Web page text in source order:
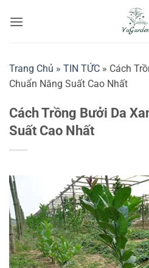
qua
Trang Chủ » TIN TỨC » Cách
Chuẩn Năng Suất Cao Nhất
Cách Trồng Bưởi Da
Suất Cao Nhất